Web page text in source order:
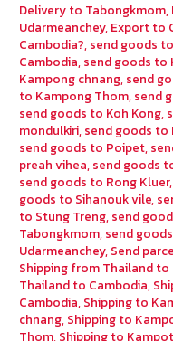
Delivery to Tabongkmom,
Udarmeanchey, Export to
Cambodia?, send goods
Cambodia, send goods to
Kampong chnang, send
to Kampong Thom, send
send goods to Koh Kong,
mondulkiri, send goods to
send goods to Poipet,
preah vihea, send goods
send goods to Rong Kluer,
goods to Sihanouk vile,
to Stung Treng, send
Tabongkmom, send
Udarmeanchey, Send
Shipping from Thailand to
Thailand to Cambodia,
Cambodia, Shipping to
chnang, Shipping to
Thom, Shipping to